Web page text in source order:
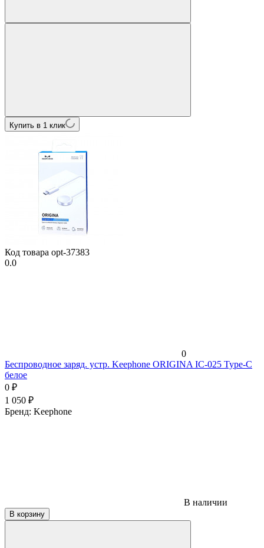
Купить в 1 клик
Код товара opt-37383
0.0
0
Беспроводное заряд. устр. Keephone ORIGINA IC-025 Type-C
белое
0 ₽
1 050 ₽
Бренд: Keephone
В наличии
В корзину